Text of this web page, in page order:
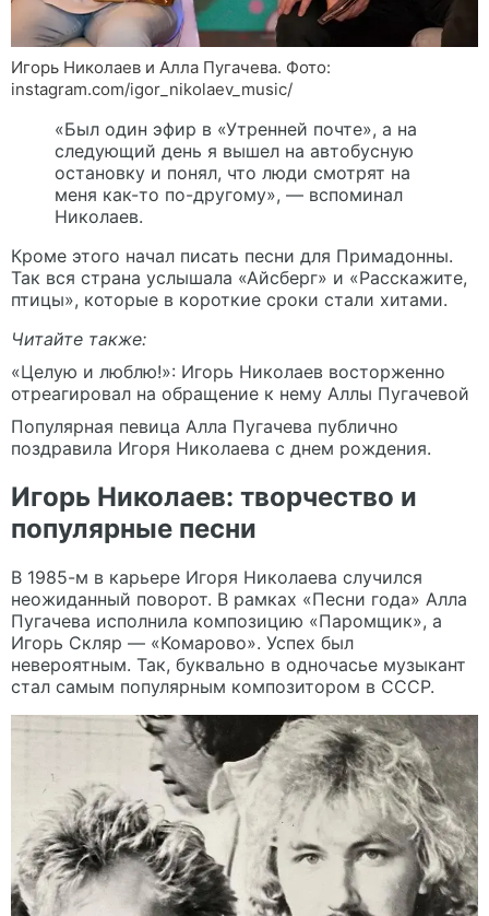
Игорь Николаев и Алла Пугачева. Фото:
instagram.com/igor_nikolaev_music/
«Был один эфир в «Утренней почте», а на
следующий день я вышел на автобусную
остановку и понял, что люди смотрят на
меня как-то по-другому», — вспоминал
Николаев.
Кроме этого начал писать песни для Примадонны.
Так вся страна услышала «Айсберг» и «Расскажите,
птицы», которые в короткие сроки стали хитами.
Читайте также:
«Целую и люблю!»: Игорь Николаев восторженно
отреагировал на обращение к нему Аллы Пугачевой
Популярная певица Алла Пугачева публично
поздравила Игоря Николаева с днем рождения.
Игорь Николаев: творчество и
популярные песни
В 1985-м в карьере Игоря Николаева случился
неожиданный поворот. В рамках «Песни года» Алла
Пугачева исполнила композицию «Паромщик», а
Игорь Скляр — «Комарово». Успех был
невероятным. Так, буквально в одночасье музыкант
стал самым популярным композитором в СССР.